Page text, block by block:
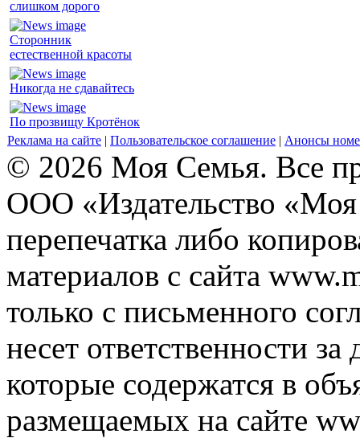
слишком дорого
Сторонник
естественной красоты
Никогда не сдавайтесь
По прозвищу Кротёнок
Реклама на сайте | Пользовательское соглашение | Анонсы
© 2026 Моя Семья. Все
ООО «Издательство
перепечатка либо
материалов с сайта
только с письменного
несет ответственности
которые содержатся в
размещаемых на сайте